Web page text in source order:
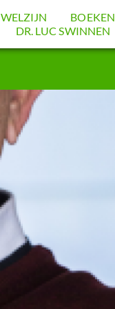
WELZIJN BOEKEN
DR. LUC SWINNEN